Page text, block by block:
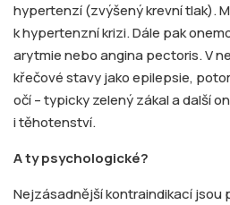
hypertenzí (zvýšený krevní tlak).
k hypertenzní krizi. Dále pak
arytmie nebo angina pectoris. V
křečové stavy jako epilepsie,
očí – typicky zelený zákal a další
i těhotenství.
A ty psychologické?
Nejzásadnější kontraindikací jsou